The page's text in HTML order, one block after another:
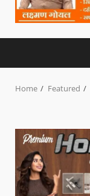
Home Featured